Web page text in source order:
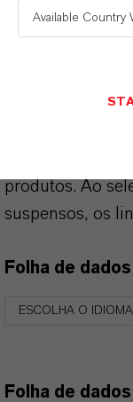
produtos. Ao
suspensos, os
Folha de
ESCOLHA O IDIOMA
Folha de
Available Country